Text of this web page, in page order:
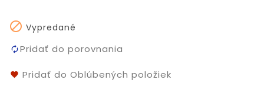
 Vypredané
Pridať do porovnania
Pridať do Oblúbených položiek